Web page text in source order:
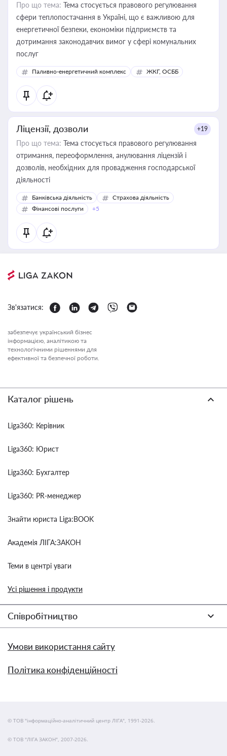
Про що тема: Тема стосується правового регулювання
сфери теплопостачання в Україні, що є важливою для
енергетичної безпеки, економіки підприємств та
дотримання законодавчих вимог у сфері комунальних
послуг
Паливно-енергетичний комплекс ЖКГ, ОСББ
Ліцензії, дозволи +19
Про що тема: Тема стосується правового регулювання
отримання, переоформлення, анулювання ліцензій і
дозволів, необхідних для провадження господарської
діяльності
Банківська діяльність
Страхова діяльність
Фінансові послуги
+5
Зв'язатися:
забезпечує український бізнес
інформацією, аналітикою та
технологічними рішеннями для
ефективної та безпечної роботи.
Каталог рішень
Liga360: Керівник
Liga360: Юрист
Liga360: Бухгалтер
Liga360: PR-менеджер
Знайти юриста Liga:BOOK
Академія ЛІГА:ЗАКОН
Теми в центрі уваги
Усі рішення і продукти
Співробітництво
Умови використання сайту
Політика конфіденційності
© ТОВ "інформаційно-аналітичний центр ЛІГА", 1991-2026.
© ТОВ "ЛІГА ЗАКОН", 2007-2026.